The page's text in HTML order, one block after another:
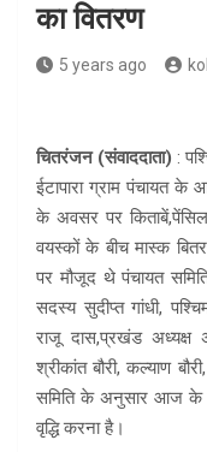
का वितरण
5 years ago
चितरंजन (संवाददाता) :
ईटापारा ग्राम पंचायत के
के अवसर पर
वयस्कों के बीच मास्क
पर मौजूद थे पंचायत
सदस्य सुदीप्त गांधी,
राजू दास,प्रखंड अध्यक्ष
श्रीकांत बौरी, कल्याण
समिति के अनुसार आज के
वृद्धि करना है।